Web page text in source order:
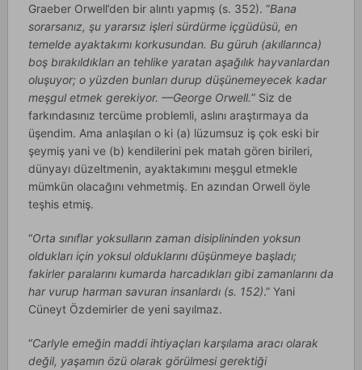
Graeber Orwell’den bir alıntı yapmış (s. 352). “Bana
sorarsanız, şu yararsız işleri sürdürme içgüdüsü, en
temelde ayaktakımı korkusundan. Bu güruh (akıllarınca)
boş bırakıldıkları an tehlike yaratan aşağılık hayvanlardan
oluşuyor; o yüzden bunları durup düşünemeyecek kadar
meşgul etmek gerekiyor. —George Orwell.” Siz de
farkındasınız tercüme problemli, aslını araştırmaya da
üşendim. Ama anlaşılan o ki (a) lüzumsuz iş çok eski bir
şeymiş yani ve (b) kendilerini pek matah gören birileri,
dünyayı düzeltmenin, ayaktakımını meşgul etmekle
mümkün olacağını vehmetmiş. En azından Orwell öyle
teşhis etmiş.
“Orta sınıflar yoksulların zaman disiplininden yoksun
oldukları için yoksul olduklarını düşünmeye başladı;
fakirler paralarını kumarda harcadıkları gibi zamanlarını da
har vurup harman savuran insanlardı (s. 152).” Yani
Cüneyt Özdemirler de yeni sayılmaz.
“Carlyle emeğin maddi ihtiyaçları karşılama aracı olarak
değil, yaşamın özü olarak görülmesi gerektiği